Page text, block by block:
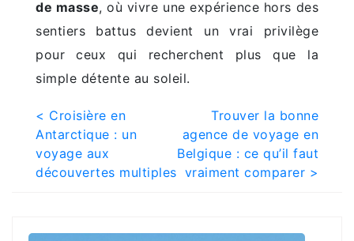
de masse, où vivre une expérience hors des
sentiers battus devient un vrai privilège
pour ceux qui recherchent plus que la
simple détente au soleil.
Post
navigation
< Croisière en
Antarctique : un
voyage aux
découvertes multiples
Trouver la bonne
agence de voyage en
Belgique : ce qu’il faut
vraiment comparer >